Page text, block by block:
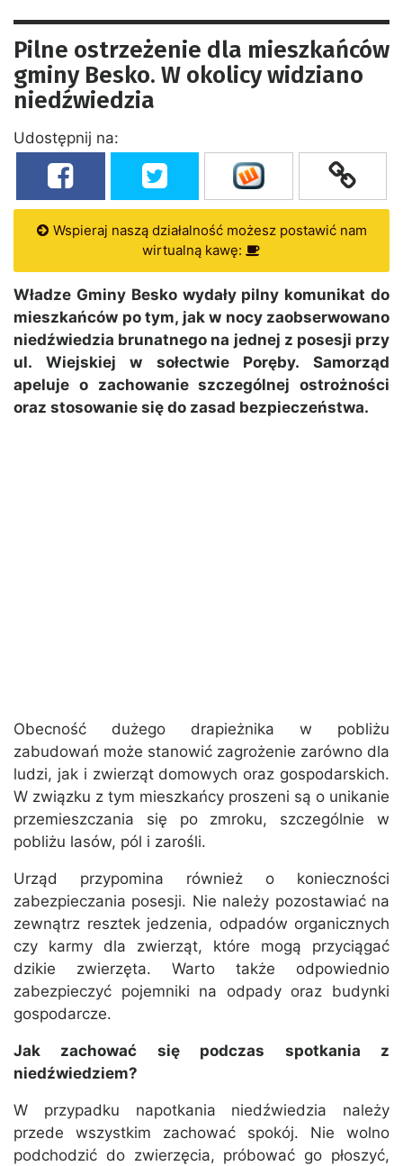
Pilne ostrzeżenie dla mieszkańców
gminy Besko. W okolicy widziano
niedźwiedzia
Udostępnij na:
Wspieraj naszą działalność możesz postawić nam
wirtualną kawę:
Władze Gminy Besko wydały pilny komunikat do
mieszkańców po tym, jak w nocy zaobserwowano
niedźwiedzia brunatnego na jednej z posesji przy
ul. Wiejskiej w sołectwie Poręby. Samorząd
apeluje o zachowanie szczególnej ostrożności
oraz stosowanie się do zasad bezpieczeństwa.
Obecność dużego drapieżnika w pobliżu
zabudowań może stanowić zagrożenie zarówno dla
ludzi, jak i zwierząt domowych oraz gospodarskich.
W związku z tym mieszkańcy proszeni są o unikanie
przemieszczania się po zmroku, szczególnie w
pobliżu lasów, pól i zarośli.
Urząd przypomina również o konieczności
zabezpieczania posesji. Nie należy pozostawiać na
zewnątrz resztek jedzenia, odpadów organicznych
czy karmy dla zwierząt, które mogą przyciągać
dzikie zwierzęta. Warto także odpowiednio
zabezpieczyć pojemniki na odpady oraz budynki
gospodarcze.
Jak zachować się podczas spotkania z
niedźwiedziem?
W przypadku napotkania niedźwiedzia należy
przede wszystkim zachować spokój. Nie wolno
podchodzić do zwierzęcia, próbować go płoszyć,